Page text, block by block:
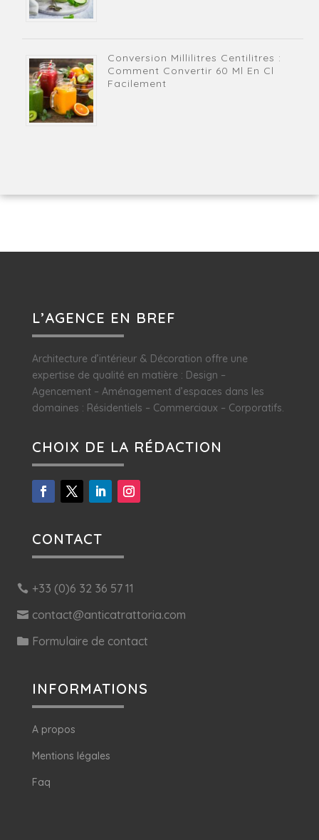
Conversion Millilitres Centilitres :
Comment Convertir 60 Ml En Cl
Facilement
L’AGENCE EN BREF
Architecture d’intérieur & Décoration offre une
expertise de qualité en matière : Design –
Agencement – Aménagement d’espaces dans les
domaines : Résidentiels – Commerciaux – Corporatifs.
CHOIX DE LA RÉDACTION
CONTACT
+33 (0)6 32 36 57 11
contact@anticatrattoria.com
Formulaire de contact
INFORMATIONS
A propos
Mentions légales
Faq